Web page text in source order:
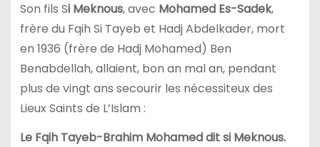
Son fils Si Meknous, avec Mohamed Es-Sadek,
frère du Fqih Si Tayeb et Hadj Abdelkader, mort
en 1936 (frère de Hadj Mohamed) Ben
Benabdellah, allaient, bon an mal an, pendant
plus de vingt ans secourir les nécessiteux des
Lieux Saints de L’Islam :
Le Fqih Tayeb-Brahim Mohamed dit si Meknous.